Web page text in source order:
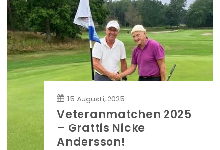
15 Augusti, 2025
Veteranmatchen 2025
– Grattis Nicke
Andersson!